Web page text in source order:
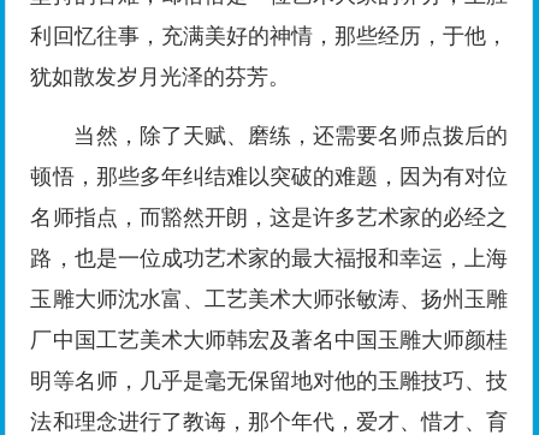
利回忆往事，充满美好的神情，那些经历，于他，
犹如散发岁月光泽的芬芳。
当然，除了天赋、磨练，还需要名师点拨后的
顿悟，那些多年纠结难以突破的难题，因为有对位
名师指点，而豁然开朗，这是许多艺术家的必经之
路，也是一位成功艺术家的最大福报和幸运，上海
玉雕大师沈水富、工艺美术大师张敏涛、扬州玉雕
厂中国工艺美术大师韩宏及著名中国玉雕大师颜桂
明等名师，几乎是毫无保留地对他的玉雕技巧、技
法和理念进行了教诲，那个年代，爱才、惜才、育